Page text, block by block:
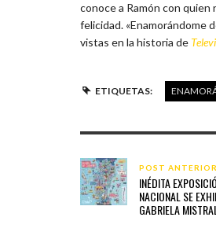
conoce a Ramón con
felicidad. «Enamorándome
vistas en la historia de
ETIQUETAS:
POST ANTERIOR
INÉDITA
NACIONAL SE
GABRIELA